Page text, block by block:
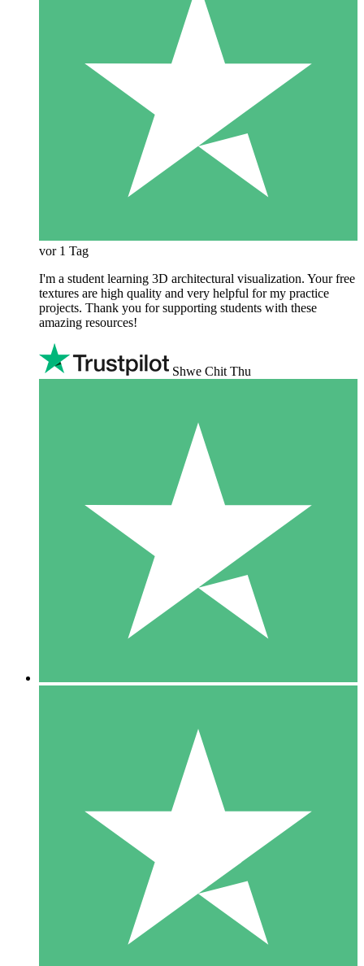
vor 1 Tag
I'm a student learning 3D architectural visualization. Your free
textures are high quality and very helpful for my practice
projects. Thank you for supporting students with these
amazing resources!
Shwe Chit Thu